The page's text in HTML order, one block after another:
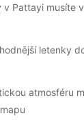
v Pattayi musíte
letenky
atmosféru